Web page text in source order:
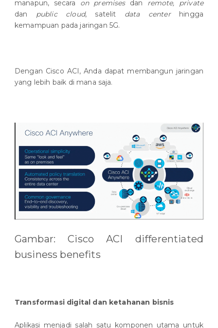
manapun, secara on premisesdan remote, private
dan public cloud, satelit data centerhingga
kemampuan pada jaringan 5G.
Dengan Cisco ACI, Anda dapat membangun jaringan
yang lebih baik di mana saja.
Gambar: Cisco ACI differentiated
business benefits
Transformasi digital dan ketahanan bisnis
Aplikasi menjadi salah satu komponen utama untuk